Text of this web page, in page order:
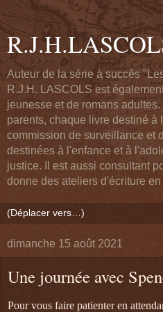
Auteur de la série à succès
R.J.H. LASCOLS est
jeunesse et de romans
parents, chaque livre destiné à
commission de surveillance et
destinées à l'enfance et à
justice. Il est aussi consultant
donne des ateliers d'écriture
dimanche 15 août 2021
Une journée avec
Pour vous faire patienter en